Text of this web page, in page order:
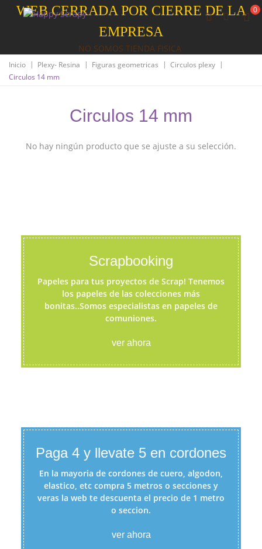
WEB CERRADA POR CIERRE DE LA
EMPRESA
NO SOMOS TIENDA FISICA
0
Inicio | Plexy- Resina | Figuras geometricas | Circulos plexy |
Circulos 14 mm
Circulos 14 mm
No hay ningún producto que se ajuste a su selección.
Scrapbooking
Papeles para tus proyectos de Scrap! Tenemos
los papeles de las colecciones más
bonitas..Somos especialistas en papeles de
comuniones.
ver ahora
Paga 4 y llevate 5 en cordones
En la mayoria de cordones de cuero, algodon,
elastico, etc compra 5 metros o secciones y
veras la web te descuenta el precio de 1 metro
o seccion.
ver ahora